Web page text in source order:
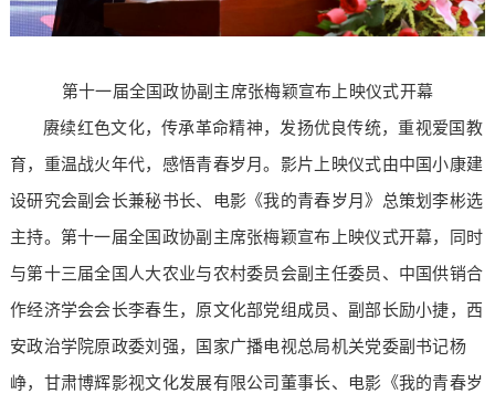
第十一届全国政协副主席张梅颖宣布上映仪式开幕
赓续红色文化，传承革命精神，发扬优良传统，重视爱国教
育，重温战火年代，感悟青春岁月。影片上映仪式由中国小康建
设研究会副会长兼秘书长、电影《我的青春岁月》总策划李彬选
主持。第十一届全国政协副主席张梅颖宣布上映仪式开幕，同时
与第十三届全国人大农业与农村委员会副主任委员、中国供销合
作经济学会会长李春生，原文化部党组成员、副部长励小捷，西
安政治学院原政委刘强，国家广播电视总局机关党委副书记杨
峥，甘肃博辉影视文化发展有限公司董事长、电影《我的青春岁